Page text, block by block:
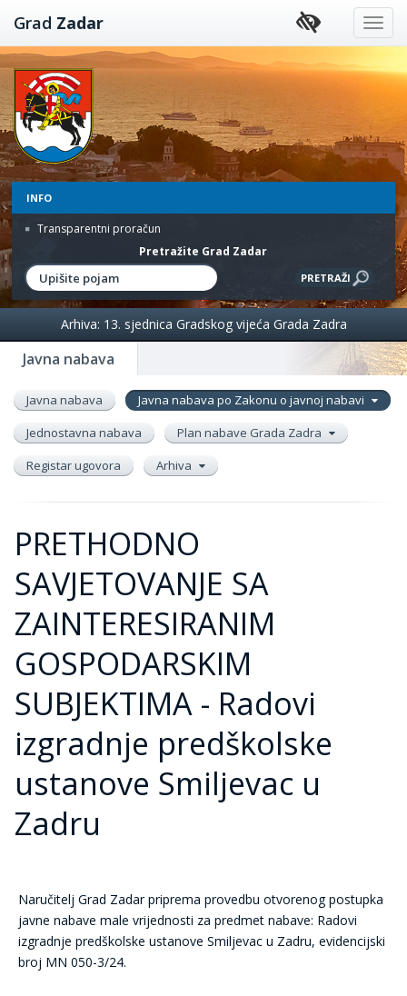
Preskoči
na
sadržaj
Grad Zadar
INFO
Transparentni proračun
Pretražite Grad Zadar
Javna nabava
Arhiva: 13. sjednica Gradskog vijeća Grada Zadra
Javna nabava
Javna nabava po Zakonu o javnoj nabavi
Jednostavna nabava
Plan nabave Grada Zadra
Registar ugovora
Arhiva
PRETHODNO
SAVJETOVANJE SA
ZAINTERESIRANIM
GOSPODARSKIM
SUBJEKTIMA - Radovi
izgradnje predškolske
ustanove Smiljevac u
Zadru
Naručitelj Grad Zadar priprema provedbu otvorenog postupka
javne nabave male vrijednosti za predmet nabave: Radovi
izgradnje predškolske ustanove Smiljevac u Zadru, evidencijski
broj MN 050-3/24.